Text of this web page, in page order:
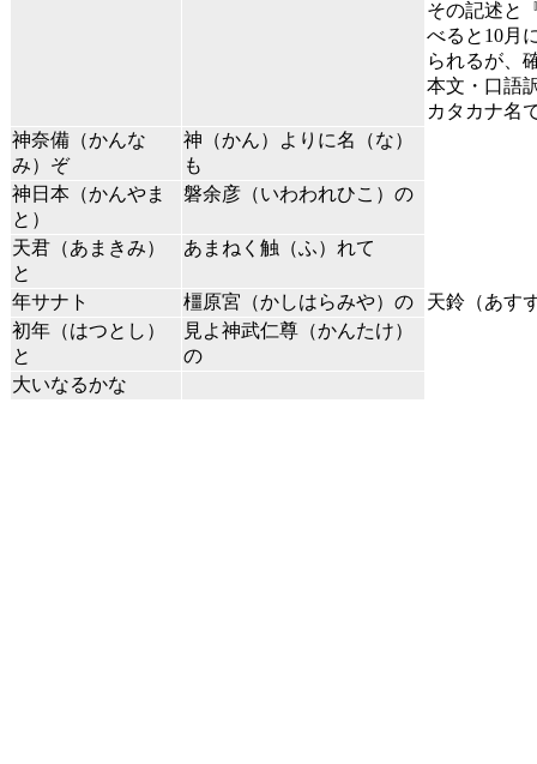
その記述と
べると10月
られるが、
本文・口語
カタカナ名
神奈備（かんな
み）ぞ
神（かん）よりに名（な）
も
神日本（かんやま
と）
磐余彦（いわわれひこ）の
天君（あまきみ）
と
あまねく触（ふ）れて
年サナト 橿原宮（かしはらみや）の
天鈴（あす
初年（はつとし）
と
見よ神武仁尊（かんたけ）
の
大いなるかな